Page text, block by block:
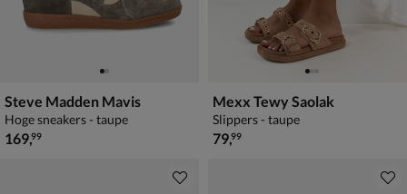
Steve Madden Mavis
Hoge sneakers - taupe
€ 169,99
169,99
Mexx Tewy Saolak
Slippers - taupe
€ 79,99
79,99